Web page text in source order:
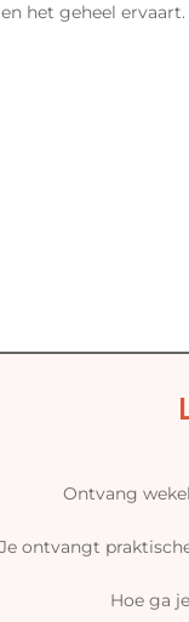
het geheel ervaart.
Ontvang
Je ontvangt
Hoe ga